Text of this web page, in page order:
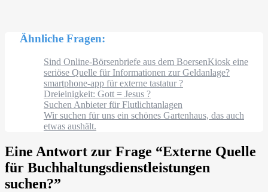
Ähnliche Fragen:
Sind Online-Börsenbriefe aus dem BoersenKiosk eine
seriöse Quelle für Informationen zur Geldanlage?
smartphone-app für externe tastatur ?
Dreieinigkeit: Gott = Jesus ?
Suchen Anbieter für Flutlichtanlagen
Wir suchen für uns ein schönes Gartenhaus, das auch
etwas aushält.
Eine Antwort zur Frage “Externe Quelle
für Buchhaltungsdienstleistungen
suchen?”